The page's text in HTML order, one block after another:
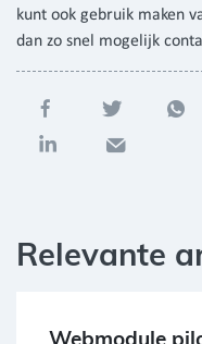
kunt ook gebruik maken
dan zo snel mogelijk
Relevante
Webmodule